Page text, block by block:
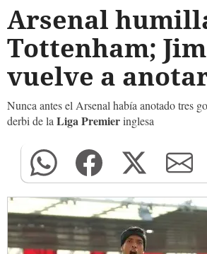
Arsenal
Tottenham;
vuelve a
Nunca antes el Arsenal había anotado tres
derbi de la Liga Premieringlesa